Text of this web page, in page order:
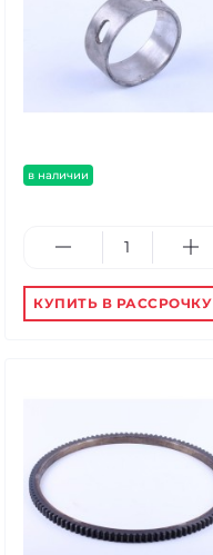
в наличии
КУПИТЬ В РАССРОЧКУ